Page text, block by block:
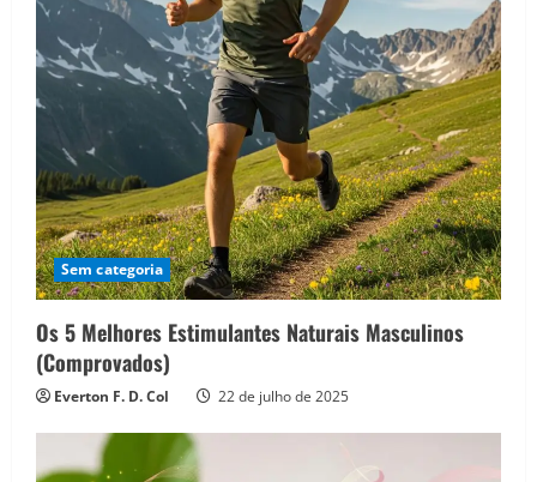
Sem categoria
Os 5 Melhores Estimulantes Naturais Masculinos
(Comprovados)
Everton F. D. Col 22 de julho de 2025